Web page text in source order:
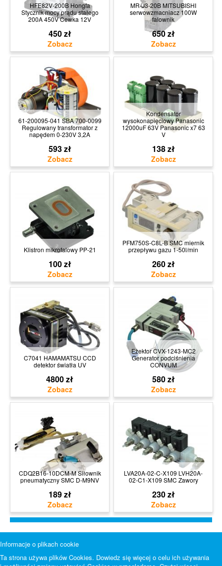
HFE82V-200B Hongfa
Stycznik mocy prądu stałego
200A 450V Cewka 12V
450 zł
MR-J3-20B MITSUBISHI
serwowzmacniacz 100W
falownik
650 zł
61-200095-041 SBA 700-0099
Regulowany transformator z
napędem 0-230V 3,2A
593 zł
Kondensator
wysokonapięciowy Panasonic
12000uF 63V Panasonic x7 63
V
138 zł
Klistron mikrofalowy PP-21
100 zł
PFM750S-C8L-B SMC miernik
przepływu gazu 1-50l/min
260 zł
C7041 HAMAMATSU CCD
detektor światła UV
4800 zł
Eżektor CVX-1243-MC2
Generator podciśnienia
CONVUM
580 zł
CDQ2B16-10DCM-M Siłownik
pneumatyczny SMC D-M9NV
189 zł
LVA20A-02-C-X109 LVH20A-
02-C1-X109 SMC Zawory
230 zł
Informacje o plikach cookie
Ta strona używa plików Cookies. Dowiedz się więcej o celu ich używania